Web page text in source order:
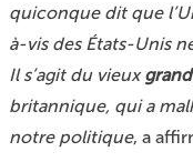
quiconque dit que
à-vis des États-Unis
Il s’agit du vieux
britannique, qui a
notre politique, a